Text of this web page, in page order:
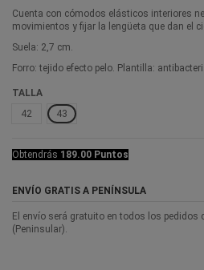
Cuenta con cómodos elásticos interiores
movimientos y fijar la lengüeta que dan el
Suela: 2,7 cm.
Forro: tejido efecto pelo. Plantilla:
TALLA
42
43
Obtendrás 189.00 Puntos
ENVÍO GRATIS A PENÍNSULA
El envío será gratuito en todos los pedidos
(Peninsular).